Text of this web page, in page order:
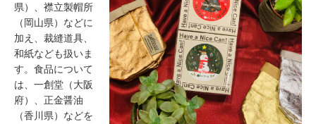
県）、襟立製帽所
（岡山県）などに
加え、裁縫道具、
和紙なども扱いま
す。食品について
は、一創堂（大阪
府）、正金醤油
（香川県）などを